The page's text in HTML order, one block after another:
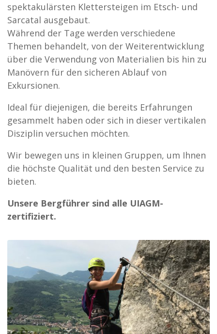
spektakulärsten Klettersteigen im Etsch- und
Sarcatal ausgebaut.
Während der Tage werden verschiedene
Themen behandelt, von der Weiterentwicklung
über die Verwendung von Materialien bis hin zu
Manövern für den sicheren Ablauf von
Exkursionen.
Ideal für diejenigen, die bereits Erfahrungen
gesammelt haben oder sich in dieser vertikalen
Disziplin versuchen möchten.
Wir bewegen uns in kleinen Gruppen, um Ihnen
die höchste Qualität und den besten Service zu
bieten.
Unsere Bergführer sind alle UIAGM-
zertifiziert.